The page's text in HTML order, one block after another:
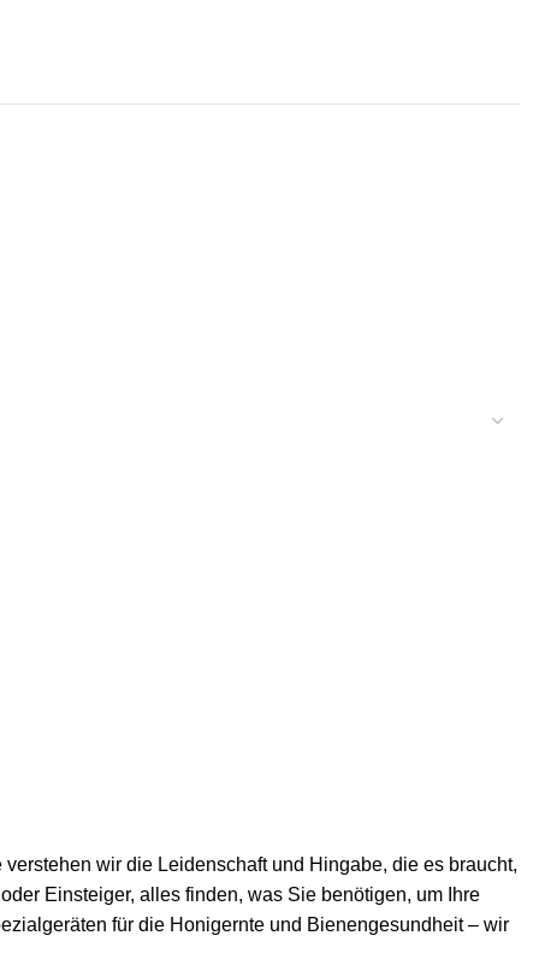
wir die Leidenschaft und Hingabe, die es braucht,
Einsteiger, alles finden, was Sie benötigen, um Ihre
für die Honigernte und Bienengesundheit – wir